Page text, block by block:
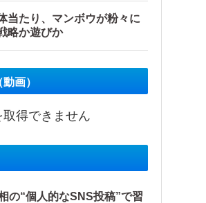
当たり、マンボウが粉々に
略か遊びか
画）
得できません
の“個人的なSNS投稿”で習